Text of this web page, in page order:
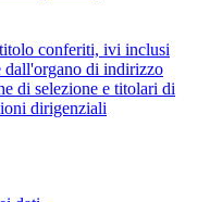
conferiti, ivi inclusi
dall'organo di indirizzo
di selezione e titolari di
dirigenziali